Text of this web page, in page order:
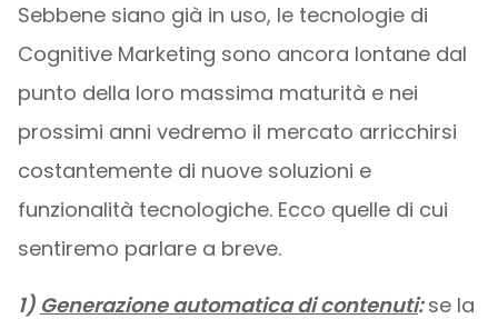
Sebbene siano già in uso, le tecnologie di
Cognitive Marketing sono ancora lontane dal
punto della loro massima maturità e nei
prossimi anni vedremo il mercato arricchirsi
costantemente di nuove soluzioni e
funzionalità tecnologiche. Ecco quelle di cui
sentiremo parlare a breve.
1) Generazione automatica di contenuti:se la